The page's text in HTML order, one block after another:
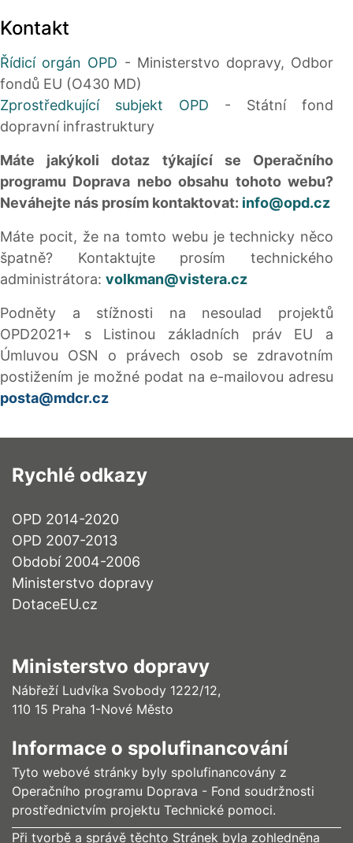
Kontakt
Řídicí orgán OPD - Ministerstvo dopravy, Odbor
fondů EU (O430 MD)
Zprostředkující subjekt OPD
- Státní fond
dopravní infrastruktury
Máte jakýkoli dotaz týkající se Operačního
programu Doprava nebo obsahu tohoto webu?
Neváhejte nás prosím kontaktovat: info@opd.cz
Máte pocit, že na tomto webu je technicky něco
špatně? Kontaktujte prosím technického
administrátora: volkman@vistera.cz
Podněty a stížnosti na nesoulad projektů
OPD2021+ s Listinou základních práv EU a
Úmluvou OSN o právech osob se zdravotním
postižením je možné podat na e-mailovou adresu
posta@mdcr.cz
Rychlé odkazy
OPD 2014-2020
OPD 2007-2013
Období 2004-2006
Ministerstvo dopravy
DotaceEU.cz
Ministerstvo dopravy
Nábřeží Ludvíka Svobody 1222/12,
110 15 Praha 1-Nové Město
Informace o spolufinancování
Tyto webové stránky byly spolufinancovány z
Operačního programu Doprava - Fond soudržnosti
prostřednictvím projektu Technické pomoci.
Při tvorbě a správě těchto Stránek byla zohledněna